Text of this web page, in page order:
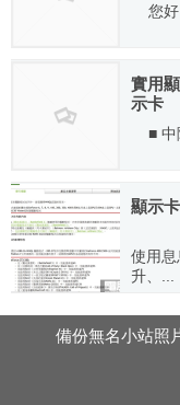
您好
實用
示卡
■ 中
顯示
使用
升、...
備份無名小站照